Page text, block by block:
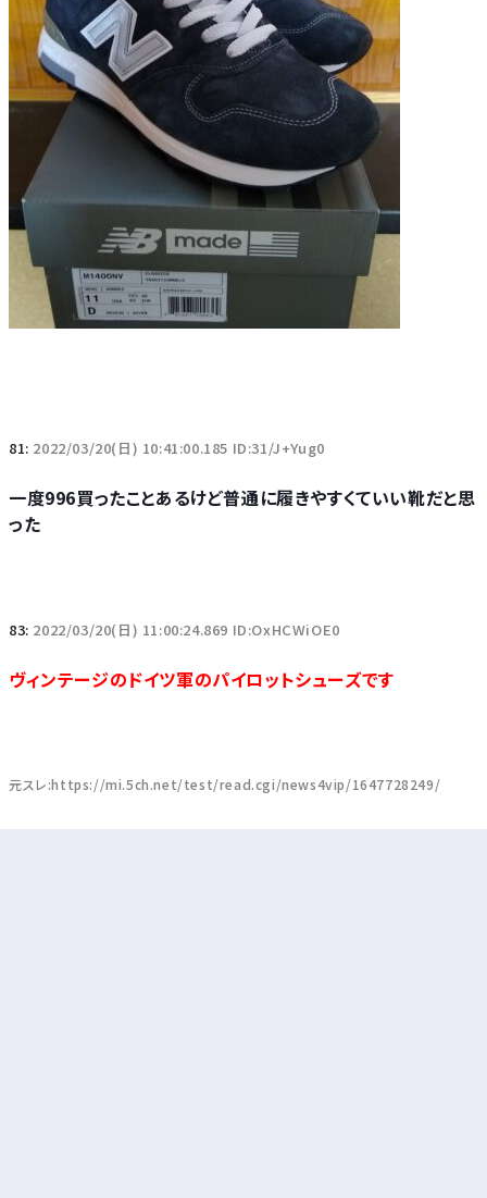
81: 2022/03/20(日) 10:41:00.185 ID:31/J+Yug0
一度996買ったことあるけど普通に履きやすくていい靴だと思
った
83: 2022/03/20(日) 11:00:24.869 ID:OxHCWiOE0
ヴィンテージのドイツ軍のパイロットシューズです
元スレ:https://mi.5ch.net/test/read.cgi/news4vip/1647728249/